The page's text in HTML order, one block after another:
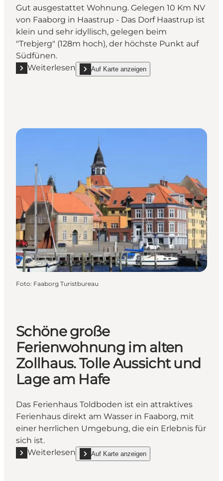
Gut ausgestattet Wohnung. Gelegen 10 Km NV
von Faaborg in Haastrup - Das Dorf Haastrup ist
klein und sehr idyllisch, gelegen beim
"Trebjerg" (128m hoch), der höchste Punkt auf
Südfünen.
Weiterlesen
Mehr erfahren "Ferienwohnung in Haastrup"
Auf Karte anzeigen
show Ferienwohnung in Haastrup on_map
Foto: Faaborg Turistbureau
Schöne große
Ferienwohnung im alten
Zollhaus. Tolle Aussicht und
Lage am Hafe
Das Ferienhaus Toldboden ist ein attraktives
Ferienhaus direkt am Wasser in Faaborg, mit
einer herrlichen Umgebung, die ein Erlebnis für
sich ist.
Weiterlesen
Mehr erfahren "Schöne große Ferienwohnung im
Auf Karte anzeigen
show Schöne große Ferienwohnung im alten